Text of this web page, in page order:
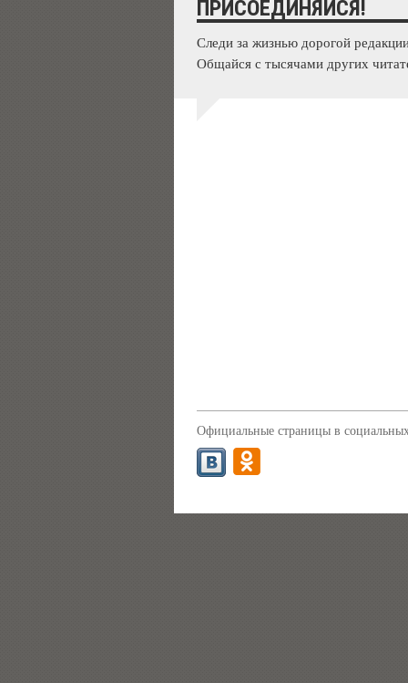
ПРИСОЕДИНЯЙСЯ!
Следи за жизнью дорогой
Общайся с тысячами других
Официальные страницы в социальных